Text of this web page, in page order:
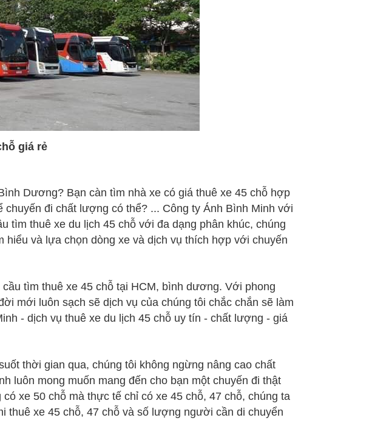
giá rẻ
Dương? Bạn càn tìm nhà xe có giá thuê xe 45 chỗ hợp
đi chất lượng có thể? ... Công ty Ánh Bình Minh với
tìm thuê xe du lịch 45 chỗ với đa dạng phân khúc, chúng
hiểu và lựa chọn dòng xe và dịch vụ thích hợp với chuyến
tìm thuê xe 45 chỗ tại HCM, bình dương. Với phong
mới luôn sạch sẽ dịch vụ của chúng tôi chắc chắn sẽ làm
- dịch vụ thuê xe du lịch 45 chỗ uy tín - chất lượng - giá
thời gian qua, chúng tôi không ngừng nâng cao chất
luôn mong muốn mang đến cho bạn một chuyến đi thật
xe 50 chỗ mà thực tế chỉ có xe 45 chỗ, 47 chỗ, chúng ta
thuê xe 45 chỗ, 47 chỗ và số lượng người cần di chuyển